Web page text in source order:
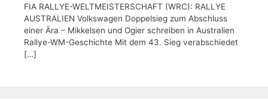
FIA RALLYE-WELTMEISTERSCHAFT (WRC): RALLYE
AUSTRALIEN Volkswagen Doppelsieg zum Abschluss
einer Ära – Mikkelsen und Ogier schreiben in Australien
Rallye-WM-Geschichte Mit dem 43. Sieg verabschiedet
[…]